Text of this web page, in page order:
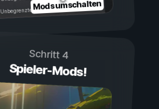
Unbegrenzte AusdauerMods umschalten
Schritt 4
Spieler-Mods!